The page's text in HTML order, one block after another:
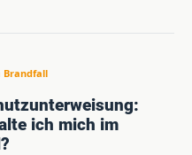
Brandfall
ich mich im